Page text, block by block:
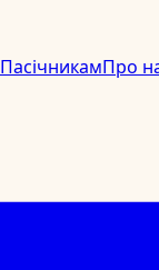
ПасічникамПро